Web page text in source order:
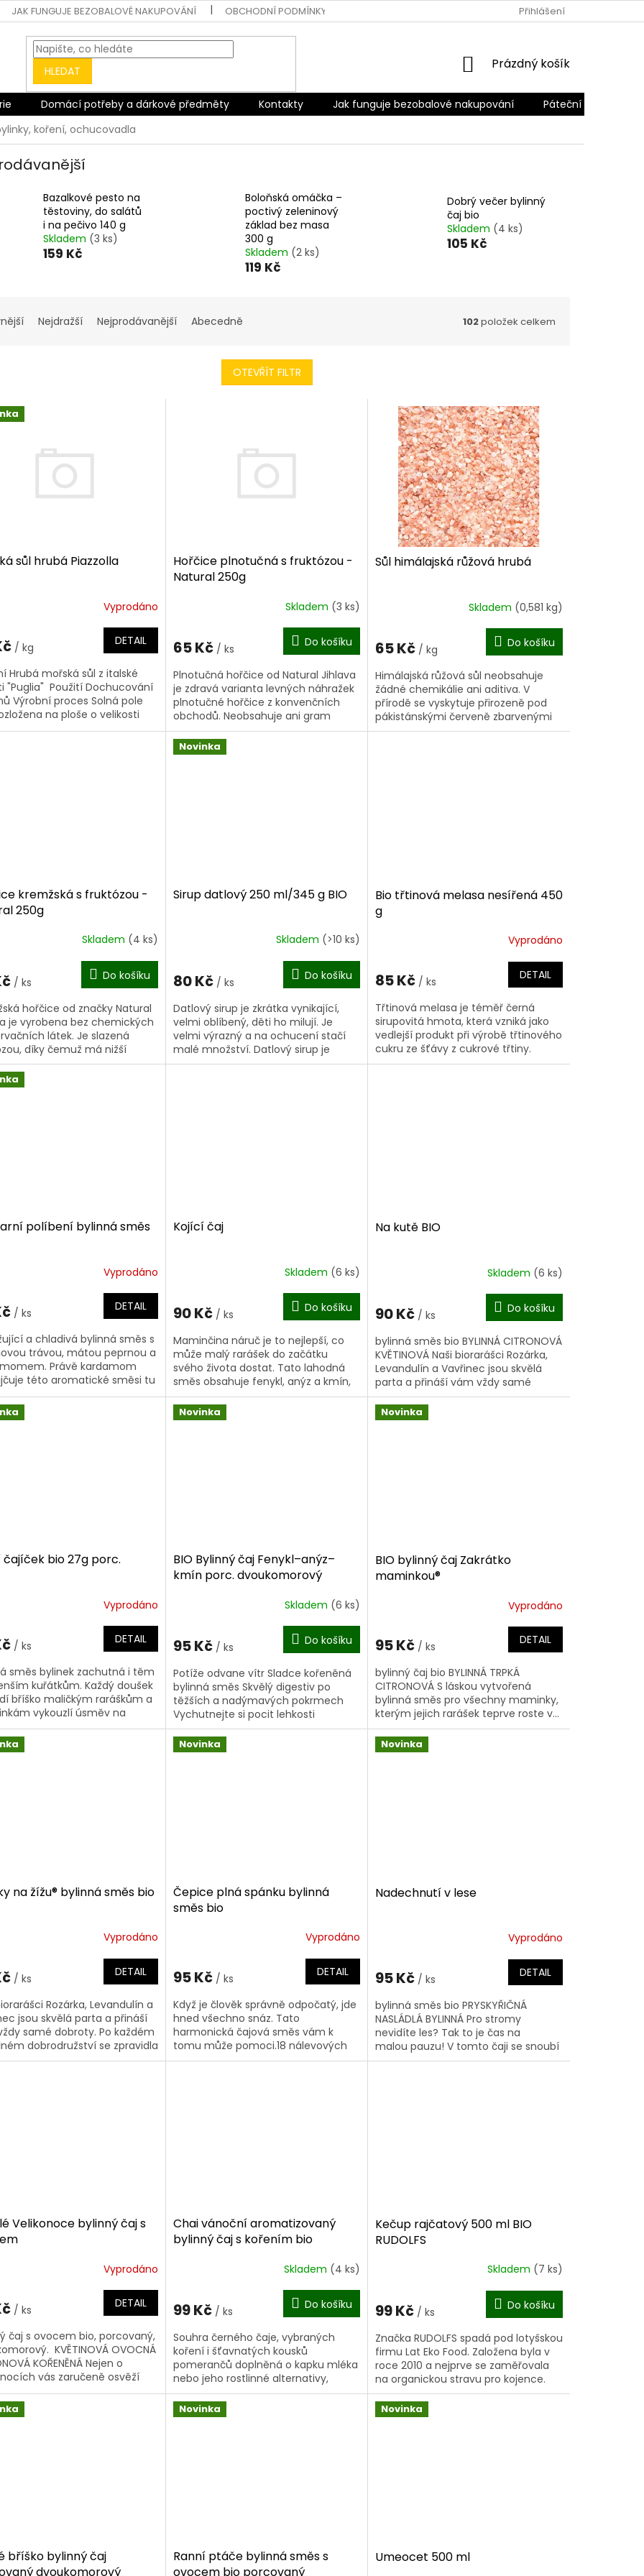
JAK FUNGUJE BEZOBALOVÉ NAKUPOVÁNÍ OBCHODNÍ PODMÍNKY PODMÍNKY OCHRANY OSOBNÍCH ÚDAJŮPřihlášení
HLEDAT
NÁKUPNÍ
Prázdný košík
Domácí potřeby a dárkové předměty Kontakty Jak funguje bezobalové nakupování
Páteční rozvoz
koření, ochucovadla
Bazalkové pesto na
těstoviny, do salátů
i na pečivo 140 g
Skladem (3 ks)
159 Kč
Boloňská omáčka –
poctivý zeleninový
základ bez masa
300 g
Skladem (2 ks)
119 Kč
Dobrý večer bylinný
čaj bio
Skladem (4 ks)
105 Kč
Nejdražší Nejprodávanější Abecedně 102položek celkem
OTEVŘÍT FILTR
sůl hrubá Piazzolla
Vyprodáno
/ kg DETAIL
Hrubá mořská sůl z italské
"Puglia" Použití Dochucování
Výrobní proces Solná pole
na ploše o velikosti
Hořčice plnotučná s fruktózou -
Natural 250g
Skladem (3 ks)
65 Kč / ks Do košíku
Plnotučná hořčice od Natural Jihlava
je zdravá varianta levných náhražek
plnotučné hořčice z konvenčních
obchodů. Neobsahuje ani gram
chemických konzervantů, plnidel a
barviv....
Sůl himálajská růžová hrubá
Skladem (0,581 kg)
65 Kč / kg Do košíku
Himálajská růžová sůl neobsahuje
žádné chemikálie ani aditiva. V
přírodě se vyskytuje přirozeně pod
pákistánskými červeně zbarvenými
horami. Vhodná do mlýnku na sůl.
kremžská s fruktózou -
250g
Skladem (4 ks)
/ ks Do košíku
hořčice od značky Natural
je vyrobena bez chemických
látek. Je slazená
díky čemuž má nižší
index (20) jako ostatní
a...
Novinka
Sirup datlový 250 ml/345 g BIO
Skladem (>10 ks)
80 Kč / ks Do košíku
Datlový sirup je zkrátka vynikající,
velmi oblíbený, děti ho milují. Je
velmi výrazný a na ochucení stačí
malé množství. Datlový sirup je
báječný jen tak nebo s miskou
Bio třtinová melasa nesířená 450
g
Vyprodáno
85 Kč / ks DETAIL
Třtinová melasa je téměř černá
sirupovitá hmota, která vzniká jako
vedlejší produkt při výrobě třtinového
cukru ze šťávy z cukrové třtiny.
Třtinová šťáva přirozeně obsahuje...
políbení bylinná směs
Vyprodáno
/ ks DETAIL
a chladivá bylinná směs s
trávou, mátou peprnou a
Právě kardamom
této aromatické směsi tu
kořeněnou chuť. První
Kojící čaj
Skladem (6 ks)
90 Kč / ks Do košíku
Maminčina náruč je to nejlepší, co
může malý rarášek do začátku
svého života dostat. Tato lahodná
směs obsahuje fenykl, anýz a kmín,
bylinky, které přispívají k tvorbě...
Na kutě BIO
Skladem (6 ks)
90 Kč / ks Do košíku
bylinná směs bio BYLINNÁ CITRONOVÁ
KVĚTINOVÁ Naši biorarášci Rozárka,
Levandulín a Vavřinec jsou skvělá
parta a přináší vám vždy samé
dobroty. Je čas...
čajíček bio 27g porc.
Vyprodáno
/ ks DETAIL
směs bylinek zachutná i těm
kuřátkům. Každý doušek
bříško maličkým raráškům a
vykouzlí úsměv na
pocit bezpečí a péči
Novinka
BIO Bylinný čaj Fenykl–anýz–
kmín porc. dvoukomorový
je
z
5
hvězdiček.
Skladem (6 ks)
95 Kč / ks Do košíku
Potíže odvane vítr Sladce kořeněná
bylinná směs Skvělý digestiv po
těžších a nadýmavých pokrmech
Vychutnejte si pocit lehkosti
Novinka
BIO bylinný čaj Zakrátko
maminkou®
Vyprodáno
95 Kč / ks DETAIL
bylinný čaj bio BYLINNÁ TRPKÁ
CITRONOVÁ S láskou vytvořená
bylinná směs pro všechny maminky,
kterým jejich rarášek teprve roste v...
na žížu® bylinná směs bio
Vyprodáno
/ ks DETAIL
Rozárka, Levandulín a
jsou skvělá parta a přináší
samé dobroty. Po každém
dobrodružství se zpravidla
velká žízeň. Tu...
Novinka
Čepice plná spánku bylinná
směs bio
Vyprodáno
95 Kč / ks DETAIL
Když je člověk správně odpočatý, jde
hned všechno snáz. Tato
harmonická čajová směs vám k
tomu může pomoci.18 nálevových
sáčků à 1,5 g Návod k přípravě: čajový
Novinka
Nadechnutí v lese
Vyprodáno
95 Kč / ks DETAIL
bylinná směs bio PRYSKYŘIČNÁ
NASLÁDLÁ BYLINNÁ Pro stromy
nevidíte les? Tak to je čas na
malou pauzu! V tomto čaji se snoubí
vybrané lesní bylinky....
Velikonoce bylinný čaj s
Vyprodáno
/ ks DETAIL
čaj s ovocem bio, porcovaný,
KVĚTINOVÁ OVOCNÁ
KOŘENĚNÁ Nejen o
vás zaručeně osvěží
Chai vánoční aromatizovaný
bylinný čaj s kořením bio
Skladem (4 ks)
99 Kč / ks Do košíku
Souhra černého čaje, vybraných
koření i šťavnatých kousků
pomerančů doplněná o kapku mléka
nebo jeho rostlinné alternativy,
případně medu, vykouzlí určitě
úsměv na tváři a...
Kečup rajčatový 500 ml BIO
RUDOLFS
Skladem (7 ks)
99 Kč / ks Do košíku
Značka RUDOLFS spadá pod lotyšskou
firmu Lat Eko Food. Založena byla v
roce 2010 a nejprve se zaměřovala
na organickou stravu pro kojence.
Produkty byly 100% přírodní, bez...
bříško bylinný čaj
dvoukomorový
Novinka
Ranní ptáče bylinná směs s
ovocem bio porcovaný
Novinka
Umeocet 500 ml